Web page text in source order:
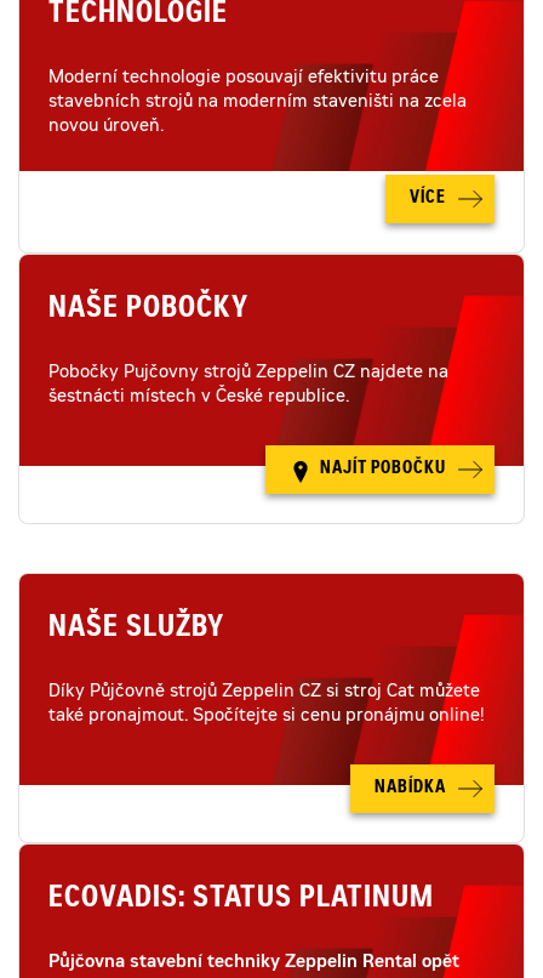
TECHNOLOGIE
Moderní technologie posouvají efektivitu práce
stavebních strojů na moderním staveništi na zcela
novou úroveň.
VÍCE
NAŠE POBOČKY
Pobočky Pujčovny strojů Zeppelin CZ najdete na
šestnácti místech v České republice.
NAJÍT POBOČKU
NAŠE SLUŽBY
Díky Půjčovně strojů Zeppelin CZ si stroj Cat můžete
také pronajmout. Spočítejte si cenu pronájmu online!
NABÍDKA
ECOVADIS: STATUS PLATINUM
Půjčovna stavební techniky Zeppelin Rental opět